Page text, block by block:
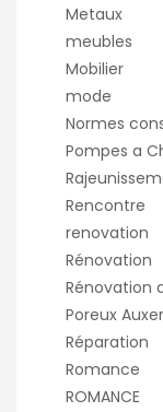
Metaux
meubles
Mobilier
mode
Normes
Pompes a
Rencontre
renovation
Rénovation
Rénovation
Poreux
Réparation
Romance
ROMANCE